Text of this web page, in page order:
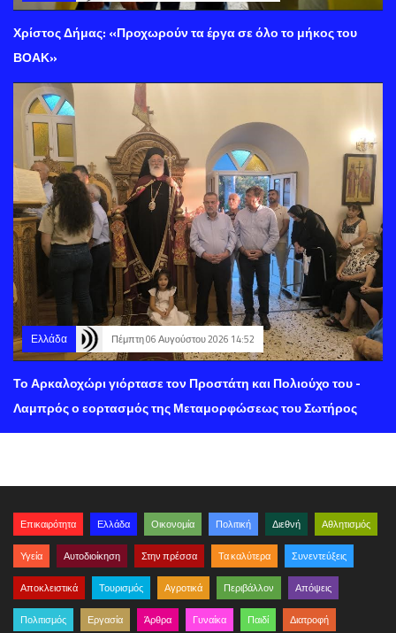
Χρίστος Δήμας: «Προχωρούν τα έργα σε όλο το μήκος του
ΒΟΑΚ»
Ελλάδα Πέμπτη 06 Αυγούστου 2026 14:52
Το Αρκαλοχώρι γιόρτασε τον Προστάτη και Πολιούχο του -
Λαμπρός ο εορτασμός της Μεταμορφώσεως του Σωτήρος
Επικαιρότητα Ελλάδα Οικονομία Πολιτική Διεθνή Αθλητισμός
Υγεία Αυτοδιοίκηση Στην πρέσσα Τα καλύτερα Συνεντεύξεις
Αποκλειστικά Τουρισμός Αγροτικά Περιβάλλον Απόψεις
Πολιτισμός Εργασία Άρθρα Γυναίκα Παιδί Διατροφή